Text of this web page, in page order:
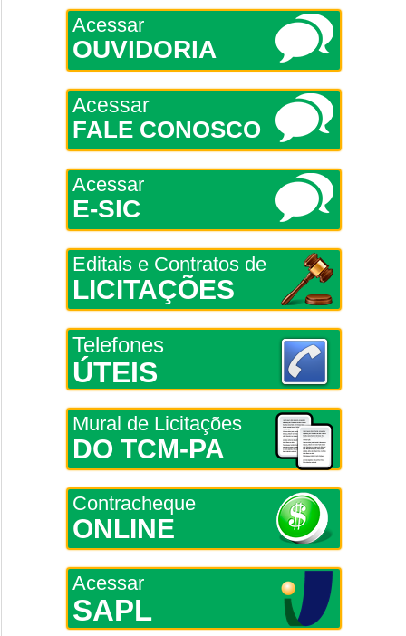
Acessar
OUVIDORIA
Acessar
FALE CONOSCO
Acessar
E-SIC
Editais e Contratos de
LICITAÇÕES
Telefones
ÚTEIS
Mural de Licitações
DO TCM-PA
Contracheque
ONLINE
Acessar
SAPL